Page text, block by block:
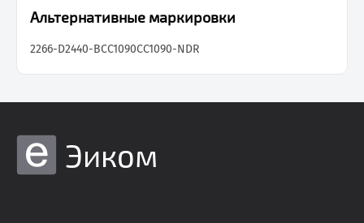
Альтернативные маркировки
2266-D2440-BCC1090CC1090-NDR
Эиком